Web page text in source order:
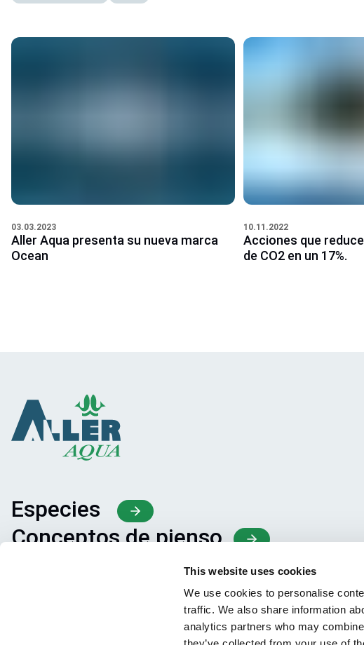
This website uses cookies
We use cookies to personalise
traffic. We also share information
analytics partners who may
03.03.2023
Aller Aqua presenta su nueva marca
Ocean
10.11.2022
Acciones que
de CO2 en un 17%.
Especies
Conceptos de pienso
Intercambio de conocimientos